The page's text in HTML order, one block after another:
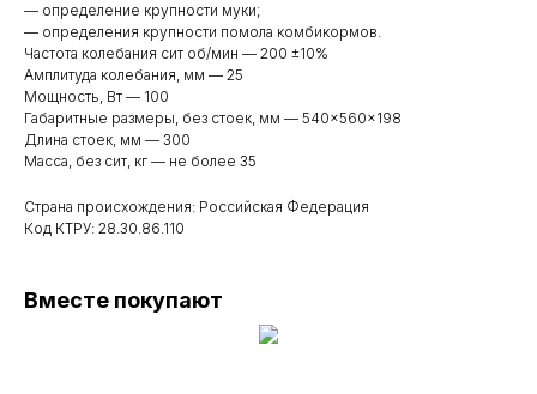
— определение крупности муки;
— определения крупности помола комбикормов.
Частота колебания сит об/мин — 200 ±10%
Амплитуда колебания, мм — 25
Мощность, Вт — 100
Габаритные размеры, без стоек, мм — 540×560×198
Длина стоек, мм — 300
Масса, без сит, кг — не более 35
Страна происхождения: Российская Федерация
Код КТРУ: 28.30.86.110
Вместе покупают